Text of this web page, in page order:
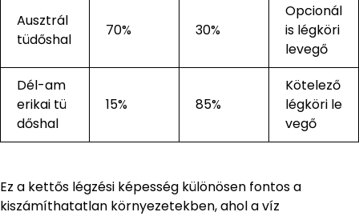
Ausztrál
tüdőshal
70% 30%
Opcionál
is légköri
levegő
Dél-am
erikai tü
dőshal
15% 85%
Kötelező
légköri le
vegő
Ez a kettős légzési képesség különösen fontos a
kiszámíthatatlan környezetekben, ahol a víz